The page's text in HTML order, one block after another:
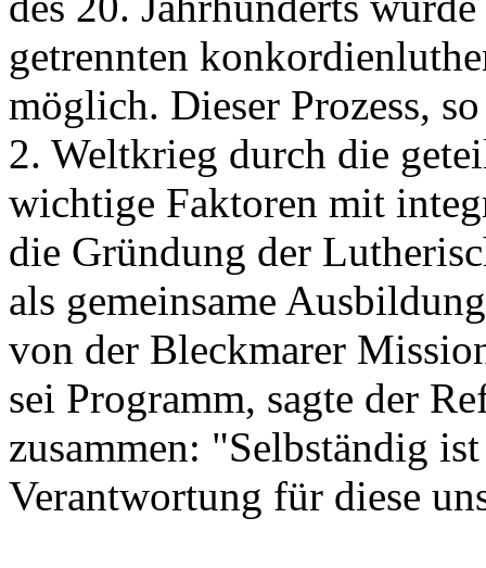
getrennten
möglich. Dieser Prozess,
2. Weltkrieg durch die
wichtige Faktoren mit
die Gründung der
als gemeinsame
von der Bleckmarer
sei Programm, sagte der
zusammen: "Selbständig
Verantwortung für diese